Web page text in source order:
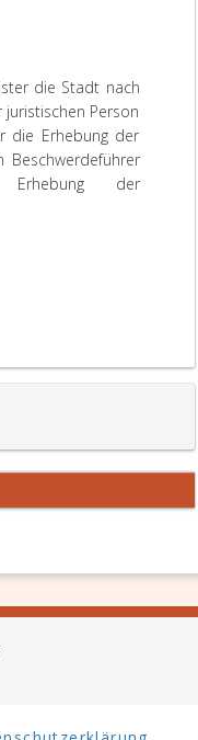
die Stadt nach
Person
die Erhebung der
Beschwerdeführer
der